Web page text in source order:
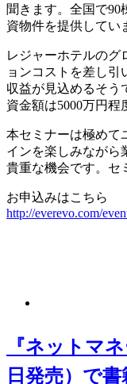
聞きます。全国で90
資物件を提供してい
レジャーホテルのグ
ョンコストを差し引
収益が見込めるそう
資金額は5000万円程
本セミナーは極めて
インを楽しみながら
貴重な機会です。セ
お申込みはこちら
http://everevo.com/
『ネットマ
日発売）で